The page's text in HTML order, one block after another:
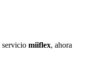
servicio miiflex, ahora